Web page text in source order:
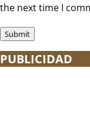
the next time I
PUBLICIDAD